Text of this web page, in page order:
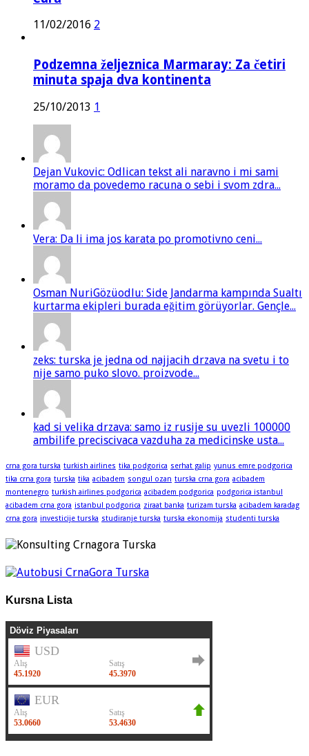
11/02/2016 2
Podzemna željeznica Marmaray: Za četiri
minuta spaja dva kontinenta
25/10/2013 1
Dejan Vukovic: Odlican tekst ali naravno i mi sami
moramo da povedemo racuna o sebi i svom zdra...
Vera: Da li ima jos karata po promotivno ceni...
Osman NuriGözüodlu: Side Jandarma kampında Sualtı
kurtarma ekipleri burada eğitim görüyorlar. Gençle...
zeks: turska je jedna od najjacih drzava na svetu i to
nije samo puko slovo. proizvode...
kad si velika drzava: samo iz rusije su uvezli 100000
ambilife preciscivaca vazduha za medicinske usta...
crna gora turska turkish airlines tika podgorica serhat galip yunus emre podgorica
tika crna gora turska tika acibadem songul ozan turska crna gora acibadem
montenegro turkish airlines podgorica acibadem podgorica podgorica istanbul
acibadem crna gora istanbul podgorica ziraat banka turizam turska acibadem karadag
crna gora investicije turska studiranje turska turska ekonomija studenti turska
Kursna Lista